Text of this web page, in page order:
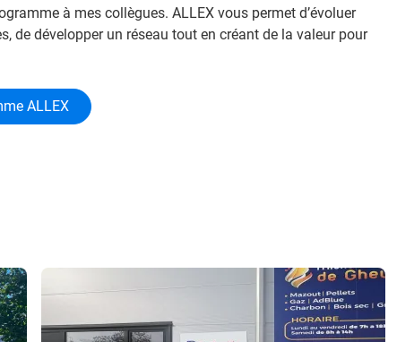
à mes collègues. ALLEX vous permet d’évoluer
de développer un réseau tout en créant de la valeur pour
ALLEX